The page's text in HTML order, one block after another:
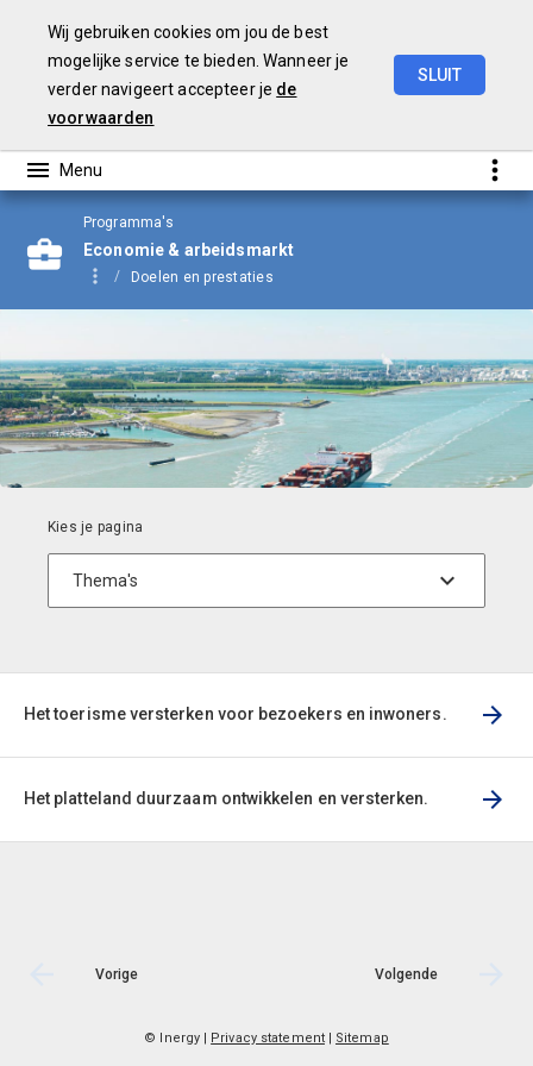
Wij gebruiken cookies om jou de best
mogelijke service te bieden. Wanneer je
verder navigeert accepteer je de
voorwaarden
SLUIT
Programma's
Economie & arbeidsmarkt
Doelen en prestaties
Het toerisme versterken voor bezoekers en inwoners.
Het platteland duurzaam ontwikkelen en versterken.
Vorige Volgende
© Inergy | Privacy statement| Sitemap